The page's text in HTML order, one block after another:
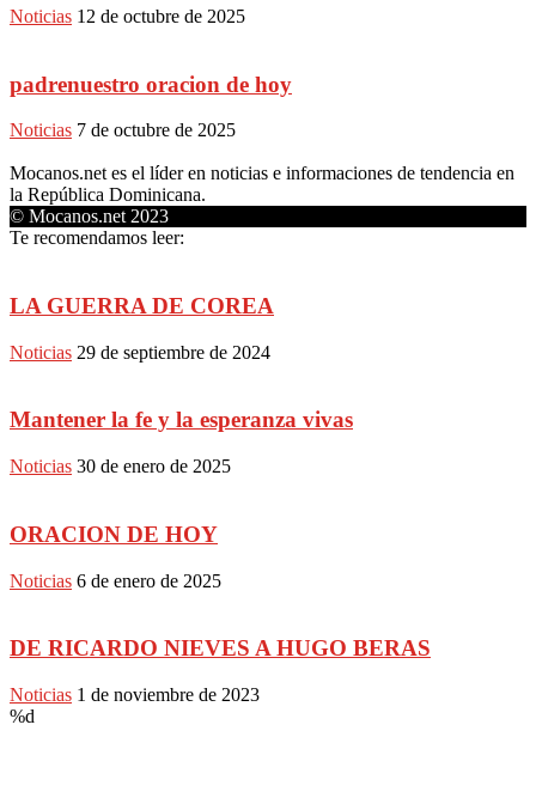
Noticias 12 de octubre de 2025
padrenuestro oracion de hoy
Noticias 7 de octubre de 2025
Mocanos.net es el líder en noticias e informaciones de tendencia en
la República Dominicana.
© Mocanos.net 2023
Te recomendamos leer:
LA GUERRA DE COREA
Noticias 29 de septiembre de 2024
Mantener la fe y la esperanza vivas
Noticias 30 de enero de 2025
ORACION DE HOY
Noticias 6 de enero de 2025
DE RICARDO NIEVES A HUGO BERAS
Noticias 1 de noviembre de 2023
%d